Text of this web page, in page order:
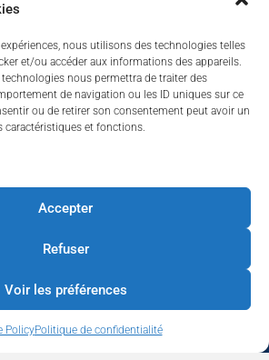
nous utilisons des technologies telles
et/ou accéder aux informations des appareils.
nous permettra de traiter des
de navigation ou les ID uniques sur ce
ou de retirer son consentement peut avoir un
caractéristiques et fonctions.
Accepter
Refuser
Voir les préférences
PolicyPolitique de confidentialité
DE LIÈGE